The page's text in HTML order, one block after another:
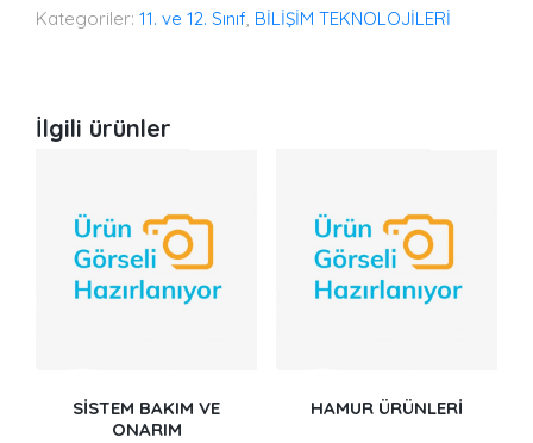
YÖNLENDİRME
Kategoriler: 11. ve 12. Sınıf, BİLİŞİM TEKNOLOJİLERİ
İlgili ürünler
SİSTEM BAKIM VE
ONARIM
HAMUR ÜRÜNLERİ